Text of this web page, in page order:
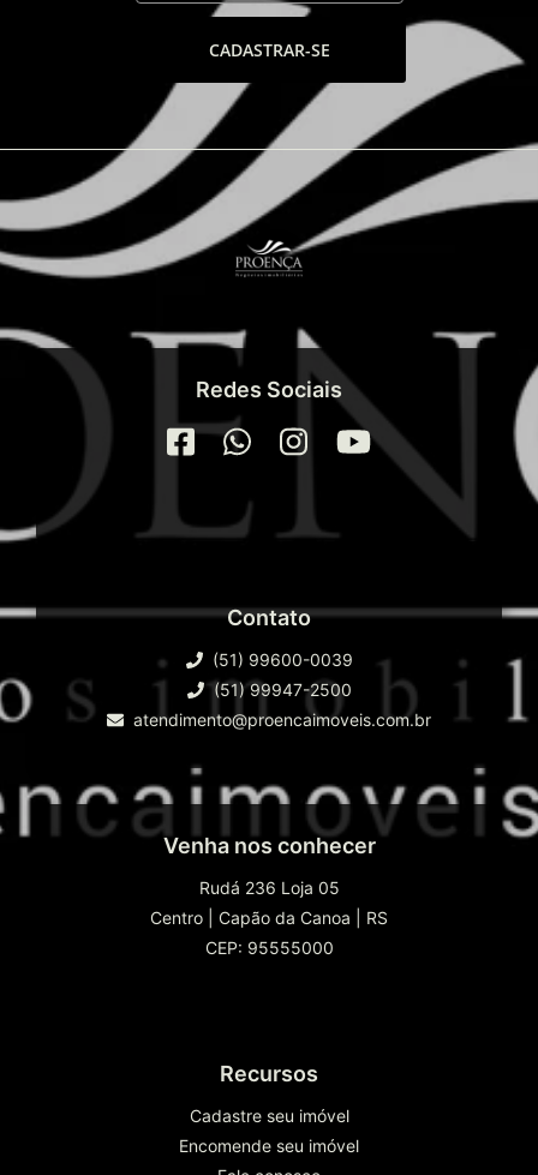
CADASTRAR-SE
Redes Sociais
Contato
(51) 99600-0039
(51) 99947-2500
atendimento@proencaimoveis.com.br
Venha nos conhecer
Rudá 236 Loja 05
Centro
Capão da Canoa
RS
CEP: 95555000
Recursos
Cadastre seu imóvel
Encomende seu imóvel